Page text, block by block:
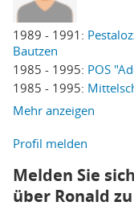
1989 - 1991:
Bautzen
1985 - 1995: POS
1985 - 1995:
Mehr anzeigen
Profil melden
Melden Sie
über Ronald